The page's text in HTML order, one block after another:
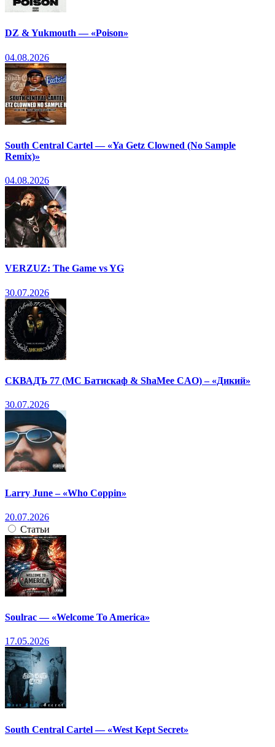
DZ & Yukmouth — «Poison»
04.08.2026
South Central Cartel — «Ya Getz Clowned (No Sample
Remix)»
04.08.2026
VERZUZ: The Game vs YG
30.07.2026
СКВАДЪ 77 (МС Батискаф & ShaMee CAO) – «Дикий»
30.07.2026
Larry June – «Who Coppin»
20.07.2026
Статьи
Soulrac — «Welcome To America»
17.05.2026
South Central Cartel — «West Kept Secret»